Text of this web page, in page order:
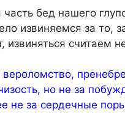
бед нашего
извиняемся за то,
извиняться считаем
но не за
не за сердечные